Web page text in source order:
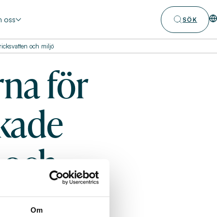
Om
oss SÖK
och miljö
för